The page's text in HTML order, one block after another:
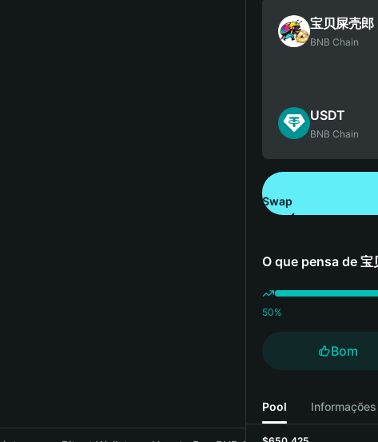
宝贝屎壳郎
BNB Chain
USDT
BNB Chain
Swap
O que pensa de 宝
50%
Bom
Pool Informações